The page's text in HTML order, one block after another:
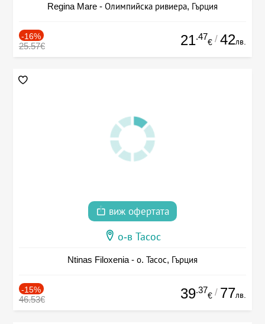
Regina Mare - Олимпийска ривиера, Гърция
-16%
25.57€ 21.47
€ / 42лв.
виж офертата
о-в Тасос
Ntinas Filoxenia - о. Тасос, Гърция
-15%
46.53€ 39.37
€ / 77лв.